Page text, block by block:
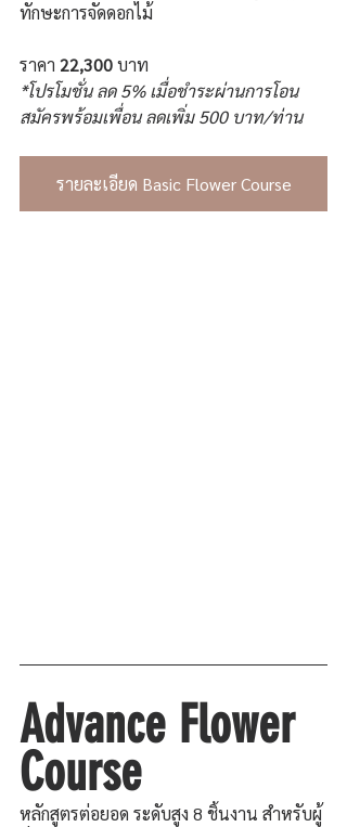
ทักษะการจัดดอกไม้
ราคา 22,300 บาท
*โปรโมชั่น ลด 5% เมื่อชำระผ่านการโอน
สมัครพร้อมเพื่อน ลดเพิ่ม 500 บาท/ท่าน
รายละเอียด Basic Flower Course
Advance Flower
Course
หลักสูตรต่อยอด ระดับสูง 8 ชิ้นงาน สำหรับผู้